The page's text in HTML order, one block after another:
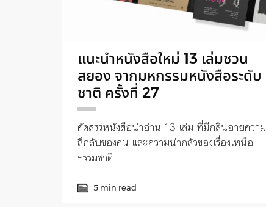
แนะนำหนังสือใหม่ 13 เล่มชวน
สยอง จากมหกรรมหนังสือระดับ
ชาติ ครั้งที่ 27
คัดสรรหนังสือน่าอ่าน 13 เล่ม ที่มีกลิ่นอายความ
ลึกลับของคน และความน่ากลัวของเรื่องเหนือ
ธรรมชาติ
5 min read